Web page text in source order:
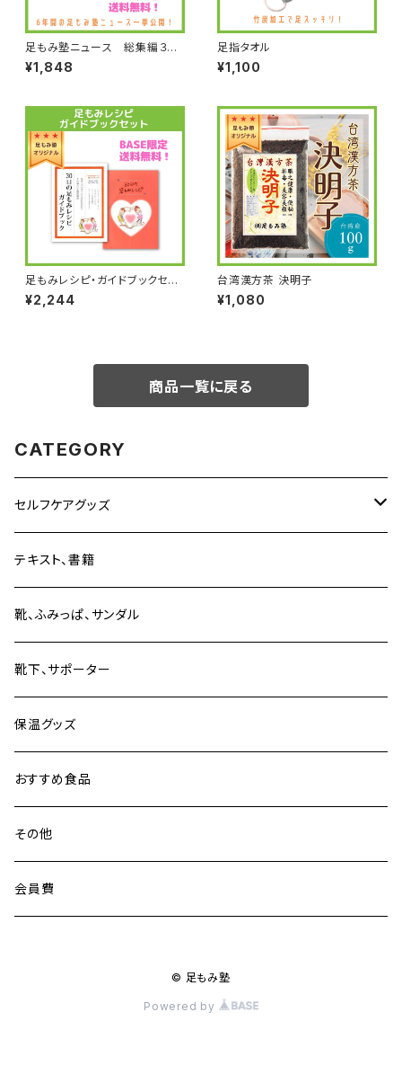
足もみ塾ニュース 総集編３冊
セット【BASE限定 送料無料】
¥1,848
足指タオル
¥1,100
足もみレシピ・ガイドブックセッ
ト【BASE限定 送料無料】
¥2,244
台湾漢方茶 決明子
¥1,080
商品一覧に戻る
CATEGORY
セルフケアグッズ
単品
セット販売
テキスト、書籍
靴、ふみっぱ、サンダル
靴下、サポーター
保温グッズ
おすすめ食品
その他
会員費
© 足もみ塾
Powered by